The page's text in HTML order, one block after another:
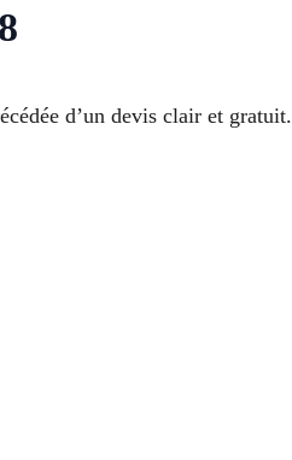
d’un devis clair et gratuit.